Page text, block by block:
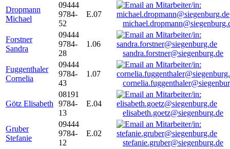
Dropmann
Michael
09444
9784-
52
E.07
Forstner
Sandra
09444
9784-
28
1.06
sandra.forstner@siegenburg.de
Fuggenthaler
Cornelia
09444
9784-
43
1.07
Götz Elisabeth
08191
9784-
13
E.04
elisabeth.goetz@siegenburg.de
Gruber
Stefanie
09444
9784-
12
E.02
stefanie.gruber@siegenburg.de